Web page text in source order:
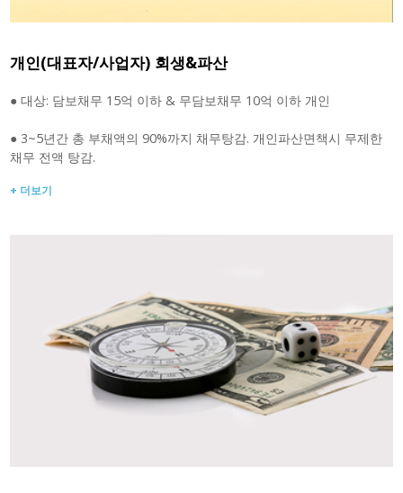
개인(대표자/사업자) 회생&파산
● 대상: 담보채무 15억 이하 & 무담보채무 10억 이하 개인
● 3~5년간 총 부채액의 90%까지 채무탕감. 개인파산면책시 무제한
채무 전액 탕감.
+ 더보기